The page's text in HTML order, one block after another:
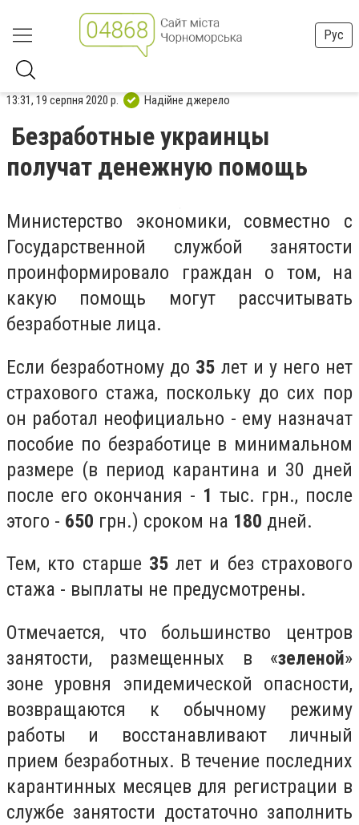
Рус
13:31, 19 серпня 2020 р. Надійне джерело
Безработные украинцы
получат денежную помощь
Министерство экономики, совместно с
Государственной службой занятости
проинформировало граждан о том, на
какую помощь могут рассчитывать
безработные лица.
Если безработному до 35 лет и у него нет
страхового стажа, поскольку до сих пор
он работал неофициально - ему назначат
пособие по безработице в минимальном
размере (в период карантина и 30 дней
после его окончания - 1 тыс. грн., после
этого - 650 грн.) сроком на 180 дней.
Тем, кто старше 35лет и без страхового
стажа - выплаты не предусмотрены.
Отмечается, что большинство центров
занятости, размещенных в «зеленой»
зоне уровня эпидемической опасности,
возвращаются к обычному режиму
работы и восстанавливают личный
прием безработных. В течение последних
карантинных месяцев для регистрации в
службе занятости достаточно заполнить